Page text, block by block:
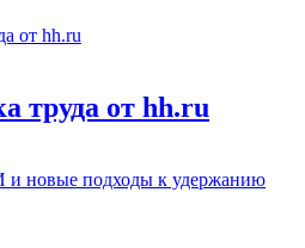
труда от hh.ru